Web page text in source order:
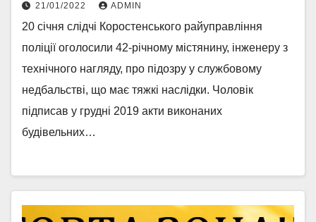
21/01/2022 ADMIN
20 січня слідчі Коростенського райуправління
поліції оголосили 42-річному містянину, інженеру з
технічного нагляду, про підозру у службовому
недбальстві, що має тяжкі наслідки. Чоловік
підписав у грудні 2019 акти виконаних
будівельних…